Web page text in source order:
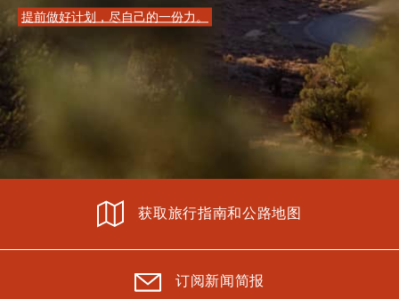
提前做好计划，尽自己的一份力。
获取旅行指南和公路地图
订阅新闻简报